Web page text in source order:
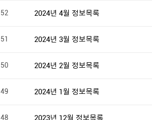
52 2024년 4월 정보목록
51 2024년 3월 정보목록
50 2024년 2월 정보목록
49 2024년 1월 정보목록
48 2023년 12월 정보목록